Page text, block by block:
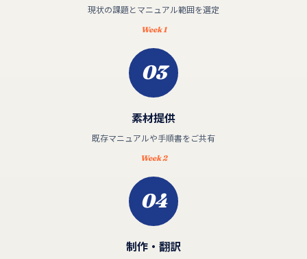
現状の課題とマニュアル範囲を選定
Week 1
03
素材提供
既存マニュアルや手順書をご共有
Week 2
04
制作・翻訳